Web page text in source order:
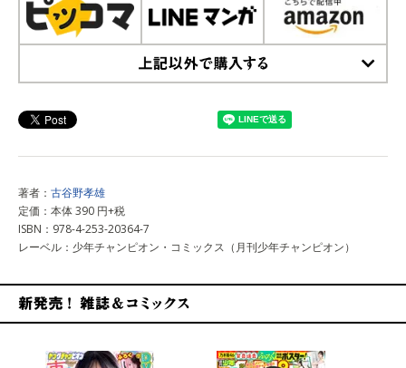
著者： 古谷野孝雄
定価：本体 390 円+税
ISBN：978-4-253-20364-7
レーベル：少年チャンピオン・コミックス（月刊少年チャンピオン）